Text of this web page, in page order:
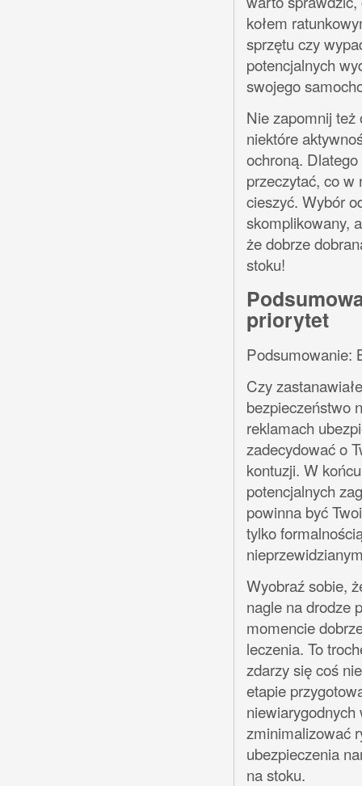
kołem
sprzętu czy
potencjalnych
swojego
Nie zapomnij też
niektóre
ochroną.
przeczytać, co w
cieszyć. Wybór
skomplikowany,
że dobrze
stoku!
priorytet
Podsumowanie:
Czy
bezpieczeństwo
reklamach
zadecydować o
kontuzji. W
potencjalnych
powinna być
tylko
Wyobraź sobie,
nagle na drodze
momencie
leczenia. To
zdarzy się coś
etapie
niewiarygodnych
zminimalizować
ubezpieczenia
na stoku.